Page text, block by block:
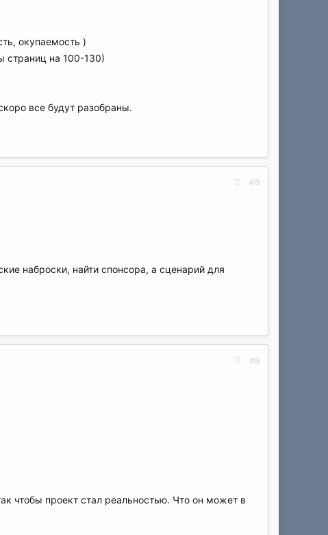
окупаемость )
страниц на 100-130)
все будут разобраны.
#8
наброски, найти спонсора, а сценарий для
#9
чтобы проект стал реальностью. Что он может в